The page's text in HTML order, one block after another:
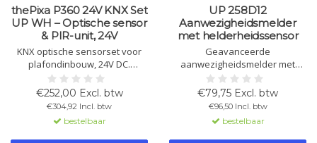
thePixa P360 24V KNX Set
UP WH – Optische sensor
& PIR-unit, 24V
KNX optische sensorset voor
plafondinbouw, 24V DC.
Inclusief optische sensor en
PIR-unit. Rechthoekig
detectiebereik, licht- en
aanwezigheidsregeling,
temperatuursensor.
€252,00 Excl. btw
€304,92 Incl. btw
bestelbaar
UP 258D12
Aanwezigheidsmelder
met helderheidssensor
Geavanceerde
aanwezigheidsmelder met
helderheidssensor, 360°
detectie, constante lichtregeling
en KNX-compatibiliteit. Ideaal
voor plafonddakmontage
binnen.
€79,75 Excl. btw
€96,50 Incl. btw
bestelbaar